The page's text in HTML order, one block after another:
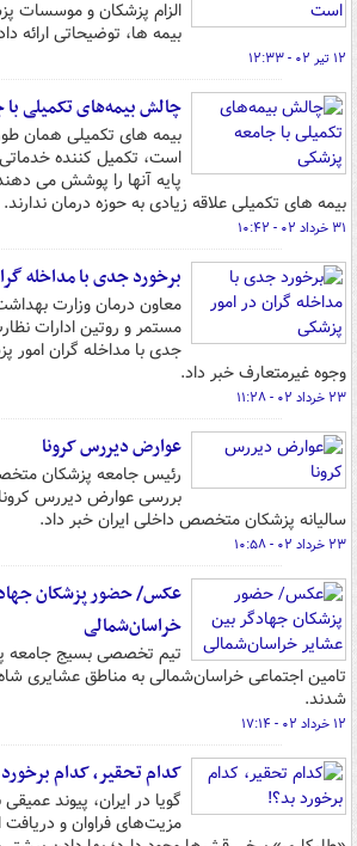
الزام پزشکان و موسسات
بیمه ها، توضیحاتی ارائه
۱۲ تیر ۰۲ - ۱۲:۳۳
چالش بیمه‌های تکمیلی
بیمه های تکمیلی همان
است، تکمیل کننده
پایه آنها را پوشش می
بیمه های تکمیلی علاقه زیادی به حوزه درمان ندارند.
۳۱ خرداد ۰۲ - ۱۰:۴۲
برخورد جدی با مداخله
معاون درمان وزارت
مستمر و روتین ادارات
جدی با مداخله گران امور
وجوه غیرمتعارف خبر داد.
۲۳ خرداد ۰۲ - ۱۱:۲۸
عوارض دیررس کرونا
رئیس جامعه پزشکان
بررسی عوارض دیررس
سالیانه پزشکان متخصص داخلی ایران خبر داد.
۲۳ خرداد ۰۲ - ۱۰:۵۸
عکس/ حضور پزشکان
خراسان‌شمالی
تیم تخصصی بسیج جامعه
تامین اجتماعی خراسان‌شمالی به مناطق عشایری
شدند.
۱۲ خرداد ۰۲ - ۱۷:۱۴
کدام تحقیر، کدام
گویا در ایران، پیوند
مزیت‌های فراوان و دریافت